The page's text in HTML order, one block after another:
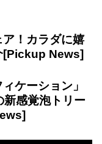
！カラダに嬉
ケーション」
感覚泡トリー